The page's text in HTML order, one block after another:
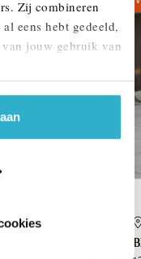
Zij combineren
eens hebt gedeeld,
jouw gebruik van